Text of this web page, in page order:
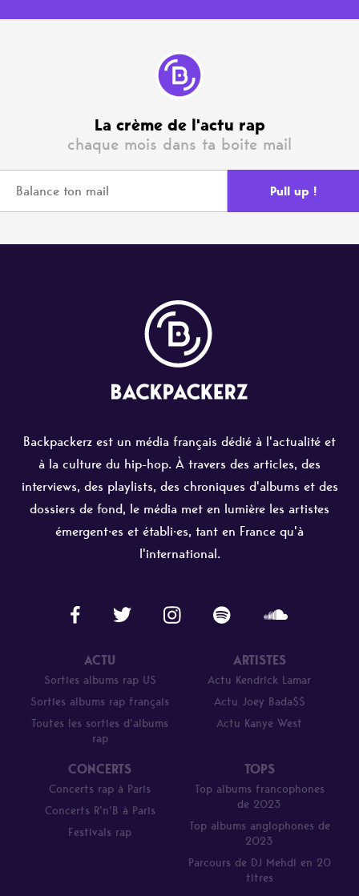
La crème de l'actu rap
chaque mois dans ta boite mail
Backpackerz est un média français dédié à l'actualité et
à la culture du hip-hop. À travers des articles, des
interviews, des playlists, des chroniques d'albums et des
dossiers de fond, le média met en lumière les artistes
émergent·es et établi·es, tant en France qu'à
l'international.
ACTU
Sorties albums rap US
Sorties albums rap français
Toutes les sorties d’albums
rap
ARTISTES
Actu Kendrick Lamar
Actu Joey Bada$$
Actu Kanye West
CONCERTS
Concerts rap à Paris
Concerts R’n’B à Paris
Festivals rap
TOPS
Top albums francophones
de 2023
Top albums anglophones de
2023
Parcours de DJ Mehdi en 20
titres